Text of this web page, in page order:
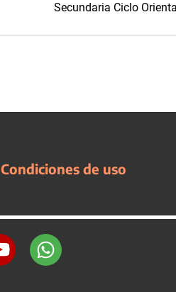
Secundaria Ciclo
Condiciones de uso